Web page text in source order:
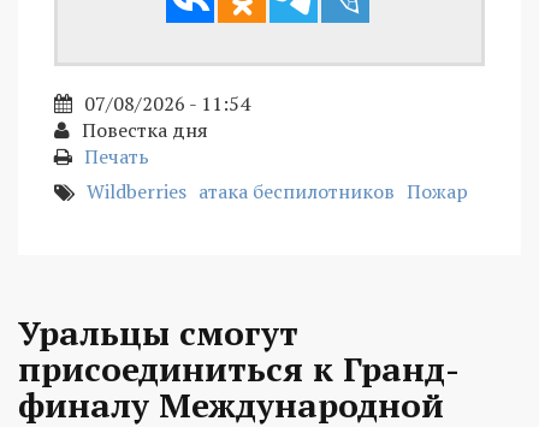
07/08/2026 - 11:54
Повестка дня
Печать
Wildberries атака беспилотников Пожар
Уральцы смогут
присоединиться к Гранд-
финалу Международной